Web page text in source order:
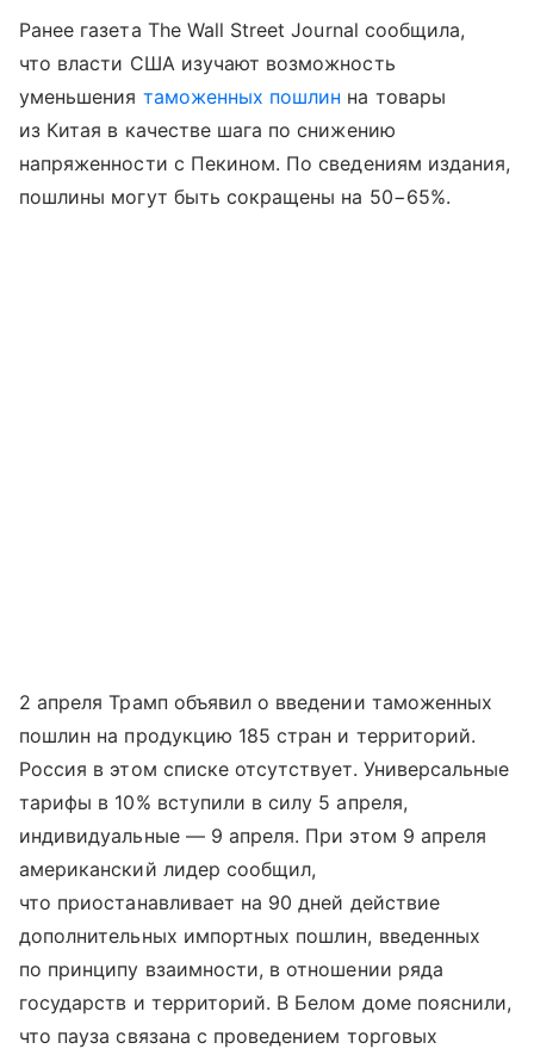
Ранее газета The Wall Street Journal сообщила,
что власти США изучают возможность
уменьшения таможенных пошлин на товары
из Китая в качестве шага по снижению
напряженности с Пекином. По сведениям издания,
пошлины могут быть сокращены на 50−65%.
2 апреля Трамп объявил о введении таможенных
пошлин на продукцию 185 стран и территорий.
Россия в этом списке отсутствует. Универсальные
тарифы в 10% вступили в силу 5 апреля,
индивидуальные — 9 апреля. При этом 9 апреля
американский лидер сообщил,
что приостанавливает на 90 дней действие
дополнительных импортных пошлин, введенных
по принципу взаимности, в отношении ряда
государств и территорий. В Белом доме пояснили,
что пауза связана с проведением торговых